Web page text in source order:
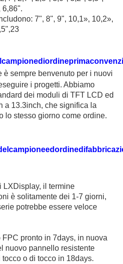
6,86".
7", 8", 9", 10,1», 10,2»,
è sempre benvenuto per i nuovi
i progetti. Abbiamo
dei moduli di TFT LCD ed
a 13.3inch, che significa la
lo stesso giorno come ordine.
LXDisplay, il termine
è solitamente dei 1-7 giorni,
potrebbe essere veloce
pronto in 7days, in nuova
nuovo pannello resistente
o di tocco in 18days.